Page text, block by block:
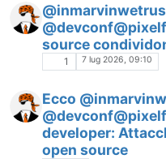
source
1 7 lug 2026, 09:10
Ecco
developer:
open source